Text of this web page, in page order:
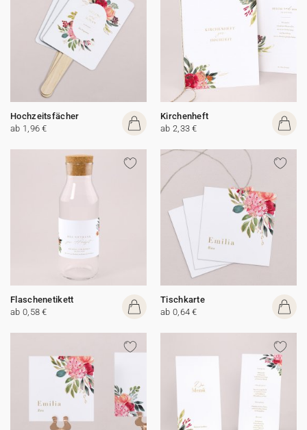
Hochzeitsfächer
ab 1,96 €
Kirchenheft
ab 2,33 €
Flaschenetikett
ab 0,58 €
Tischkarte
ab 0,64 €